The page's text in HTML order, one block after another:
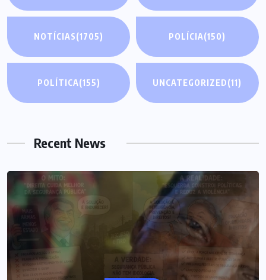
NOTÍCIAS(1705) POLÍCIA(150)
POLÍTICA(155) UNCATEGORIZED(11)
Recent News